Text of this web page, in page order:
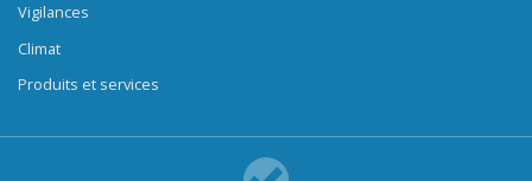
Vigilances
Climat
Produits et services